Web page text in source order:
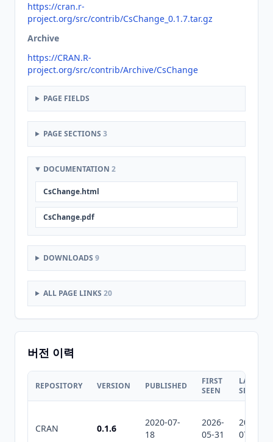
https://cran.r-
project.org/src/contrib/CsChange_0.1.7.tar.gz
Archive
https://CRAN.R-
project.org/src/contrib/Archive/CsChange
PAGE FIELDS
PAGE SECTIONS 3
DOCUMENTATION 2
CsChange.html
CsChange.pdf
DOWNLOADS 9
ALL PAGE LINKS 20
버전 이력
REPOSITORY VERSION PUBLISHED
FIRST
SEEN
LAST
SEEN
CRAN 0.1.6
2020-07-
18
2026-
05-31
2026-
07-28